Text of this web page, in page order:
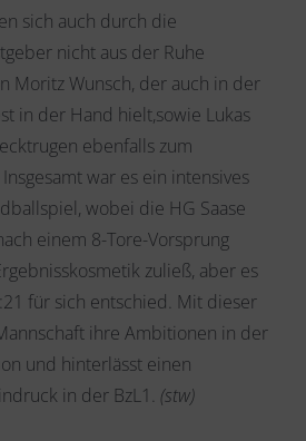
sich auch durch die
nicht aus der Ruhe
Moritz Wunsch, der auch in der
in der Hand hielt,sowie Lukas
ebenfalls zum
war es ein intensives
wobei die HG Saase
einem 8-Tore-Vorsprung
zuließ, aber es
für sich entschied. Mit dieser
ihre Ambitionen in der
und hinterlässt einen
in der BzL1. (stw)